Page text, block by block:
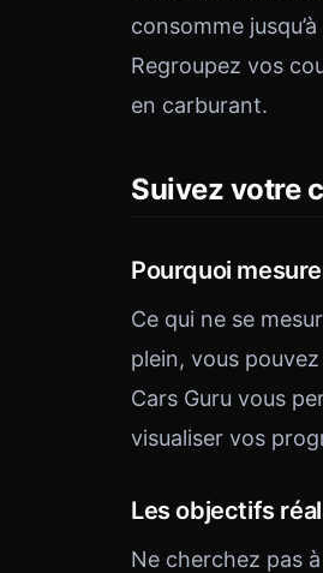
consomme
Regroupez vos
en carburant.
Suivez votre
Pourquoi
Ce qui ne se
plein, vous
Cars Guru vous
visualiser vos
Les objectifs
Ne cherchez pas